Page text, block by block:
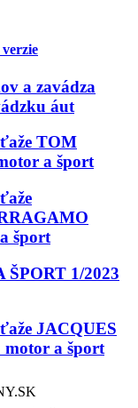
a zavádza
áut
TOM
a šport
šport
1/2023
JACQUES
a šport